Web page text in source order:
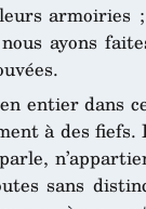
ayons
entier dans
à des
sans